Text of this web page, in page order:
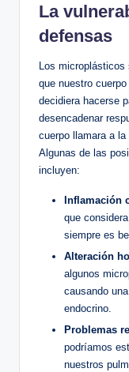
La
defensas
Los
que nuestro
decidiera hacerse
desencadenar
cuerpo llamara a
Algunas de las
incluyen:
Inflamación
que
siempre es
Alteración
algunos
causando
endocrino.
Problemas
podríamos
nuestros